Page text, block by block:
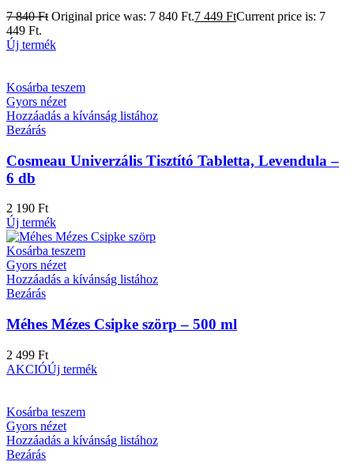
7 840Ft Original price was: 7 840 Ft.7 449 FtCurrent price is: 7
449 Ft.
Új termék
Kosárba teszem
Gyors nézet
Hozzáadás a kívánság listához
Bezárás
Cosmeau Univerzális Tisztító Tabletta, Levendula –
6 db
2 190 Ft
Új termék
Kosárba teszem
Gyors nézet
Hozzáadás a kívánság listához
Bezárás
Méhes Mézes Csipke szörp – 500 ml
2 499 Ft
AKCIÓÚj termék
Kosárba teszem
Gyors nézet
Hozzáadás a kívánság listához
Bezárás